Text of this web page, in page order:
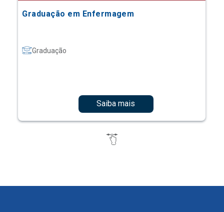
Graduação em Enfermagem
Graduação
Saiba mais